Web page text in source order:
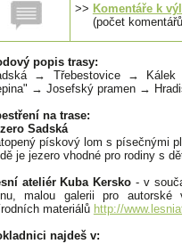
>> Komentáře k
(počet
popis trasy:
→ Třebestovice →
→ Josefský pramen →
na trase:
Sadská
pískový lom s písečnými
je jezero vhodné pro rodiny s
ateliér Kuba Kersko - v
malou galerii pro
materiálů http://
najdeš v: